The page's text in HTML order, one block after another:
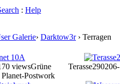
: Help
Galerie› Darktow3r› Terragen
viewsGrüne
Postwork